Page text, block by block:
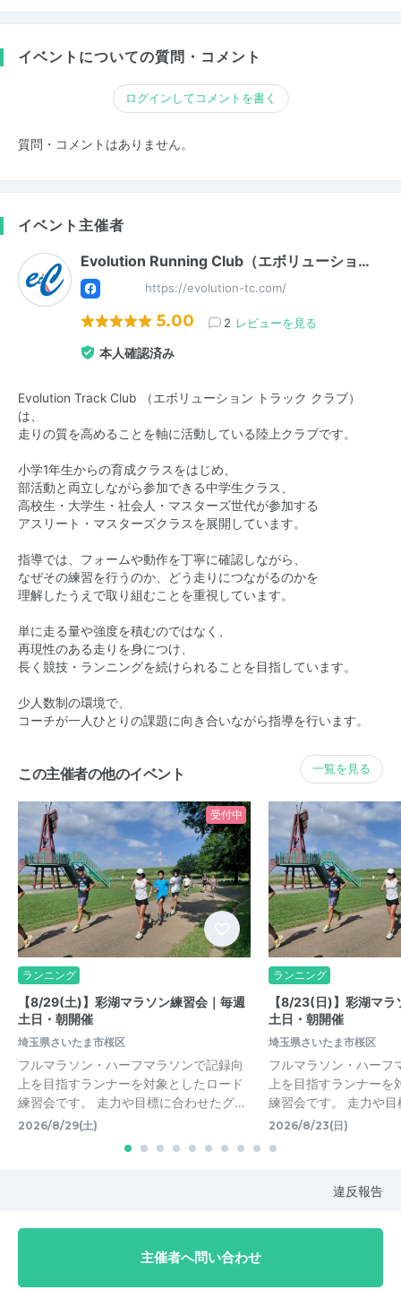
イベントについての質問・コメント
ログインしてコメントを書く
質問・コメントはありません。
イベント主催者
Evolution Running Club（エボリューショ…
https://evolution-tc.com/
5.00 2 レビューを見る
本人確認済み
Evolution Track Club （エボリューション トラック クラブ）
は、
走りの質を高めることを軸に活動している陸上クラブです。
小学1年生からの育成クラスをはじめ、
部活動と両立しながら参加できる中学生クラス、
高校生・大学生・社会人・マスターズ世代が参加する
アスリート・マスターズクラスを展開しています。
指導では、フォームや動作を丁寧に確認しながら、
なぜその練習を行うのか、どう走りにつながるのかを
理解したうえで取り組むことを重視しています。
単に走る量や強度を積むのではなく、
再現性のある走りを身につけ、
長く競技・ランニングを続けられることを目指しています。
少人数制の環境で、
コーチが一人ひとりの課題に向き合いながら指導を行います。
この主催者の他のイベント 一覧を見る
受付中
ランニング
【8/29(土)】彩湖マラソン練習会｜毎週
土日・朝開催
埼玉県さいたま市桜区
フルマラソン・ハーフマラソンで記録向
上を目指すランナーを対象としたロード
練習会です。 走力や目標に合わせたグ…
2026/8/29(土)
ランニング
【8/23(日)】彩湖マラ
土日・朝開催
埼玉県さいたま市桜区
フルマラソン・ハーフ
上を目指すランナーを
練習会です。 走力や
2026/8/23(日)
違反報告
主催者へ問い合わせ